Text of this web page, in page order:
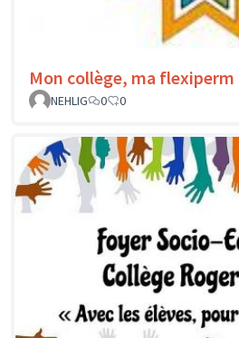
Mon collège, ma flexiperm
NEHLIG
0 0